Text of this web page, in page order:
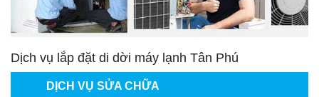
DỊCH VỤ SỬA CHỮA
Dịch vụ lắp đặt di dời máy lạnh Tân Phú